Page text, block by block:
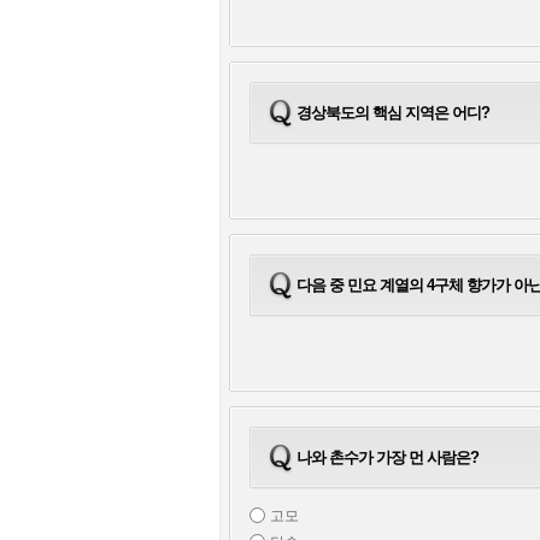
경상북도의 핵심 지역은 어디?
다음 중 민요 계열의 4구체 향가가 아
나와 촌수가 가장 먼 사람은?
고모